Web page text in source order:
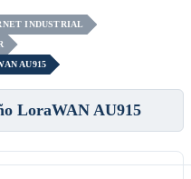
INDUSTRIAL
AU915
LoraWAN AU915